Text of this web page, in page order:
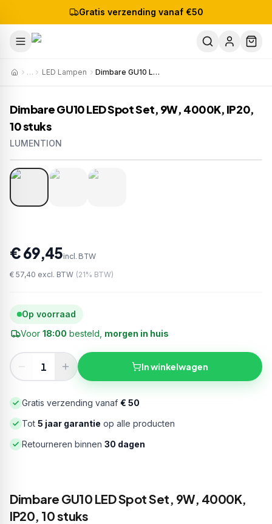
Gratis verzending vanaf €50
… LED Lampen Dimbare GU10 LED Spot Set, 9W, 4000K, IP20, 10 stuks
Dimbare GU10 LED Spot Set, 9W, 4000K, IP20,
10 stuks
LUMENTION
Artikelnr:1240x10EAN:8720618183071
€ 69,45incl. BTW
€ 57,40 excl. BTW (21% BTW)
Op voorraad
Voor 18:00 besteld, morgen in huis
In winkelwagen
Gratis verzending vanaf € 50
Tot 5 jaar garantie op alle producten
Retourneren binnen 30 dagen
Dimbare GU10 LED Spot Set, 9W, 4000K,
IP20, 10 stuks